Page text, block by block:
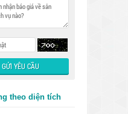
theo diện tích